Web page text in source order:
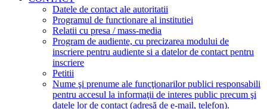
Datele de contact ale autoritatii
Programul de functionare al institutiei
Relatii cu presa / mass-media
Program de audiente, cu precizarea modului de
inscriere pentru audiente si a datelor de contact pentru
inscriere
Petitii
Nume şi prenume ale funcţionarilor publici responsabili
pentru accesul la informaţii de interes public precum şi
datele lor de contact (adresă de e-mail, telefon).